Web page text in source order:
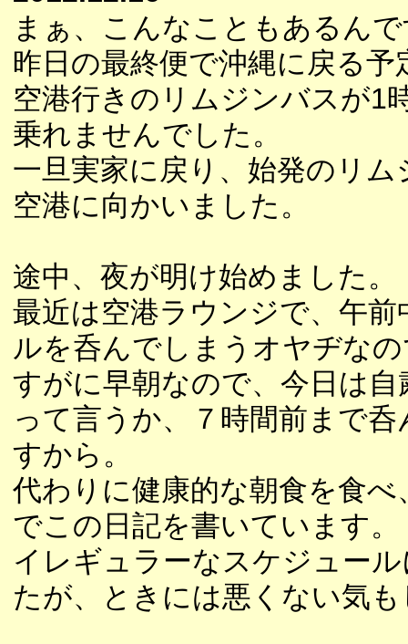
まぁ、こんなこともあるん
昨日の最終便で沖縄に戻る予
空港行きのリムジンバスが1
乗れませんでした。
一旦実家に戻り、始発のリム
空港に向かいました。
途中、夜が明け始めました。
最近は空港ラウンジで、午前
ルを呑んでしまうオヤヂな
すがに早朝なので、今日は自
って言うか、７時間前まで
すから。
代わりに健康的な朝食を食べ
でこの日記を書いています。
イレギュラーなスケジュー
たが、ときには悪くない気